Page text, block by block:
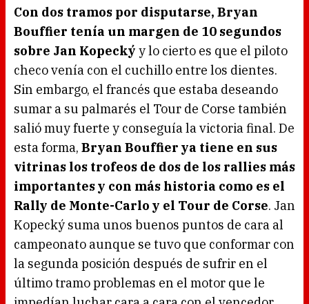
Con dos tramos por disputarse, Bryan
Bouffier tenía un margen de 10 segundos
sobre Jan Kopecký y lo cierto es que el piloto
checo venía con el cuchillo entre los dientes.
Sin embargo, el francés que estaba deseando
sumar a su palmarés el Tour de Corse también
salió muy fuerte y conseguía la victoria final. De
esta forma, Bryan Bouffier ya tiene en sus
vitrinas los trofeos de dos de los rallies más
importantes y con más historia como es el
Rally de Monte-Carlo y el Tour de Corse. Jan
Kopecký suma unos buenos puntos de cara al
campeonato aunque se tuvo que conformar con
la segunda posición después de sufrir en el
último tramo problemas en el motor que le